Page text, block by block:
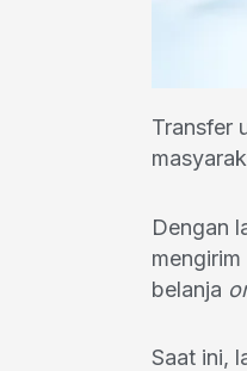
Transfer
Dengan
belanja
Saat ini,